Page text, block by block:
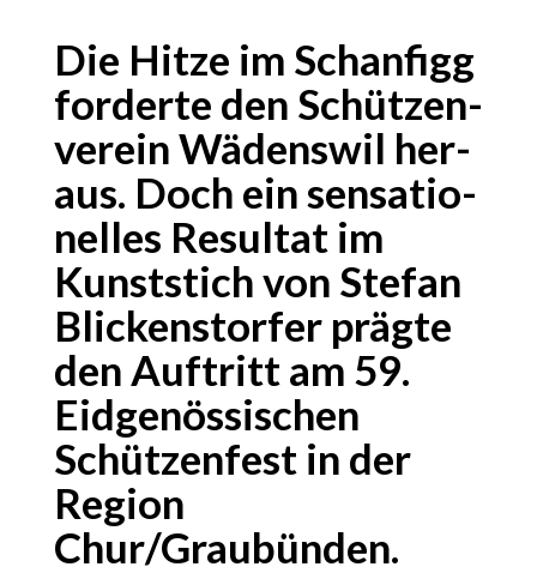
Die Hit­ze im Schanf­igg
for­der­te den Schüt­zen­
ver­ein Wädens­wil her­
aus. Doch ein sen­sa­tio­
nel­les Resul­tat im
Kunst­stich von Ste­fan
Blickens­tor­fer präg­te
den Auf­tritt am 59.
Eid­ge­nös­si­schen
Schüt­zen­fest in der
Regi­on
Chur/Graubünden.